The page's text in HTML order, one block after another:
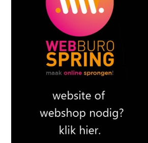
gebruikt eerlijke producten uit de regio en
moestuin. Er hangt een ontspannen sfeer,
linnen op tafel, maar een relaxte bistro-
ontmoet en herontdek je elkaar door
beleven in de kas, de woonkamer met bar
terras. Bistronoom Woerden staat klaar
een onvergetelijke avond te bezorgen op
eerste en derde donderdag SOAP Open
Elke eerste en derde donderdag van de
SOAP! In ’t Bierhuys wordt een open
georganiseerd. Het open podium is vrij